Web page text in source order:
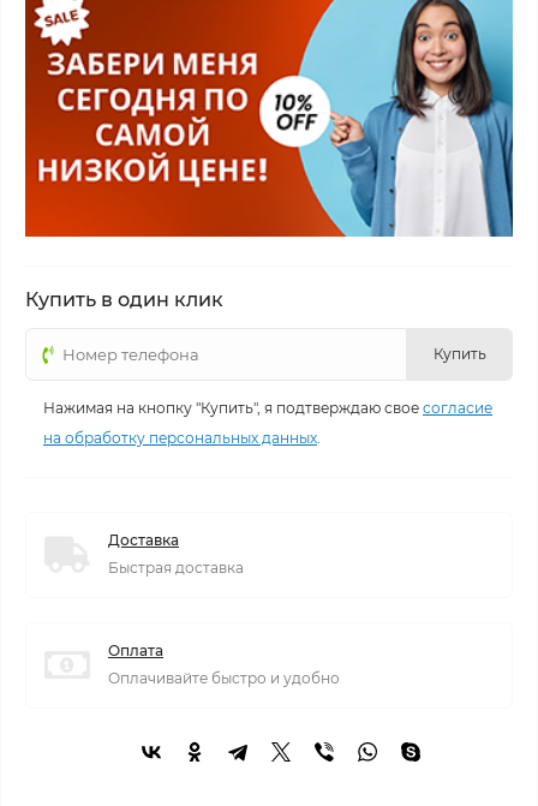
Купить в один клик
Купить
Нажимая на кнопку "Купить", я подтверждаю свое согласие
на обработку персональных данных
Доставка
Быстрая доставка
Оплата
Оплачивайте быстро и удобно